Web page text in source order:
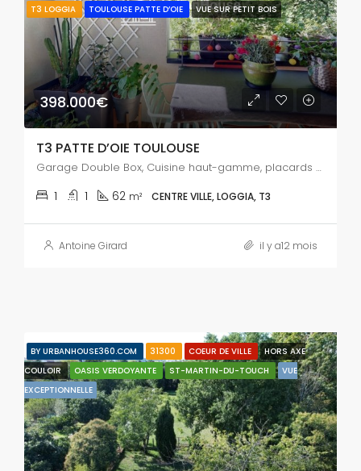
T3 LOGGIA
TOULOUSE PATTE D’OIE VUE SUR PETIT BOIS
398.000€
T3 PATTE D’OIE TOULOUSE
Garage Double Box, Cuisine haut-gamme, placards sur mesure
1 1 62 m² CENTRE VILLE, LOGGIA, T3
Antoine Girard il y a12 mois
BY URBANHOUSE360.COM 31300 COEUR DE VILLE
HORS AXE
COULOIR
OASIS VERDOYANTE ST-MARTIN-DU-TOUCH
VUE
EXCEPTIONNELLE